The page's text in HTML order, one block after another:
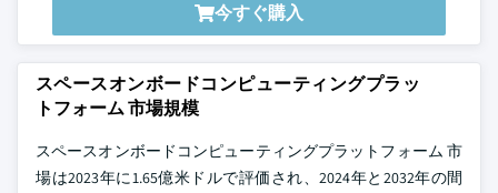
今すぐ購入
スペースオンボードコンピューティングプラッ
トフォーム 市場規模
スペースオンボードコンピューティングプラットフォーム 市
場は2023年に1.65億米ドルで評価され、2024年と2032年の間